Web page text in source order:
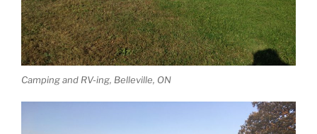
Camping and RV-ing, Belleville, ON